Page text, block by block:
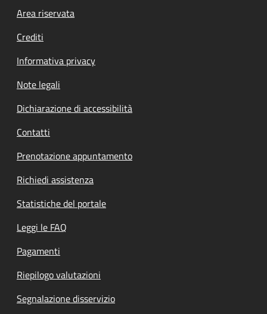
Footer menu
Area riservata
Crediti
Informativa privacy
Note legali
Dichiarazione di accessibilità
Contatti
Prenotazione appuntamento
Richiedi assistenza
Statistiche del portale
Leggi le FAQ
Pagamenti
Riepilogo valutazioni
Segnalazione disservizio